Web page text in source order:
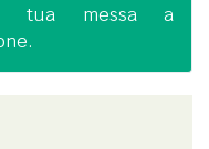
tua messa a